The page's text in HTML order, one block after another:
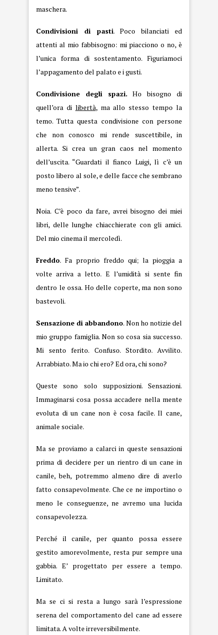
maschera.
Condivisioni di pasti. Poco bilanciati ed
attenti al mio fabbisogno: mi piacciono o no, è
l’unica forma di sostentamento. Figuriamoci
l’appagamento del palato e i gusti.
Condivisione degli spazi. Ho bisogno di
quell’ora di libertà, ma allo stesso tempo la
temo. Tutta questa condivisione con persone
che non conosco mi rende suscettibile, in
allerta. Si crea un gran caos nel momento
dell’uscita. “Guardati il fianco Luigi, lì c’è un
posto libero al sole, e delle facce che sembrano
meno tensive”.
Noia. C’è poco da fare, avrei bisogno dei miei
libri, delle lunghe chiacchierate con gli amici.
Del mio cinema il mercoledì.
Freddo. Fa proprio freddo qui; la pioggia a
volte arriva a letto. E l’umidità si sente fin
dentro le ossa. Ho delle coperte, ma non sono
bastevoli.
Sensazione di abbandono. Non ho notizie del
mio gruppo famiglia. Non so cosa sia successo.
Mi sento ferito. Confuso. Stordito. Avvilito.
Arrabbiato. Ma io chi ero? Ed ora, chi sono?
Queste sono solo supposizioni. Sensazioni.
Immaginarsi cosa possa accadere nella mente
evoluta di un cane non è cosa facile. Il cane,
animale sociale.
Ma se proviamo a calarci in queste sensazioni
prima di decidere per un rientro di un cane in
canile, beh, potremmo almeno dire di averlo
fatto consapevolmente. Che ce ne importino o
meno le conseguenze, ne avremo una lucida
consapevolezza.
Perché il canile, per quanto possa essere
gestito amorevolmente, resta pur sempre una
gabbia. E’ progettato per essere a tempo.
Limitato.
Ma se ci si resta a lungo sarà l’espressione
serena del comportamento del cane ad essere
limitata. A volte irreversibilmente.